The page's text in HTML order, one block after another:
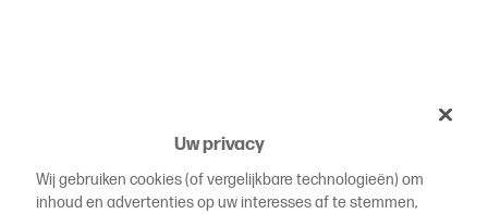
Uw privacy
Wij gebruiken cookies (of vergelijkbare technologieën) om
inhoud en advertenties op uw interesses af te stemmen,